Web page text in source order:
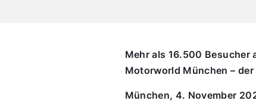
Mehr als 16.500 Besucher
Motorworld München –
München, 4. November